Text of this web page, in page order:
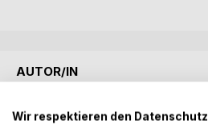
AUTOR/IN
Wir respektieren den Datenschutz